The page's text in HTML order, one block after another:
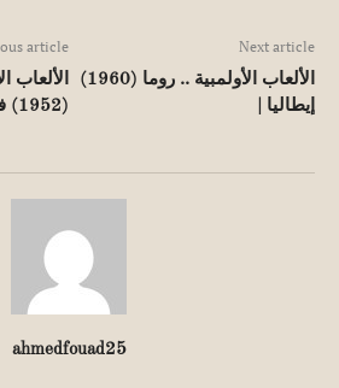
article
الألعاب
(1952) فنلندا |
Next article
الألعاب الأولمبية .. روما (1960)
إيطاليا |
ahmedfouad25